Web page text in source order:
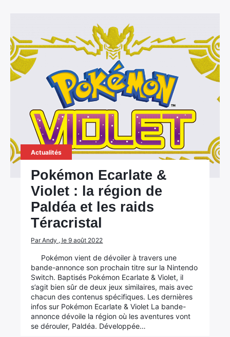
Actualités
Pokémon Ecarlate &
Violet : la région de
Paldéa et les raids
Téracristal
Par Andy , le 9 août 2022
Pokémon vient de dévoiler à travers une
bande-annonce son prochain titre sur la Nintendo
Switch. Baptisés Pokémon Ecarlate & Violet, il
s’agit bien sûr de deux jeux similaires, mais avec
chacun des contenus spécifiques. Les dernières
infos sur Pokémon Ecarlate & Violet La bande-
annonce dévoile la région où les aventures vont
se dérouler, Paldéa. Développée…